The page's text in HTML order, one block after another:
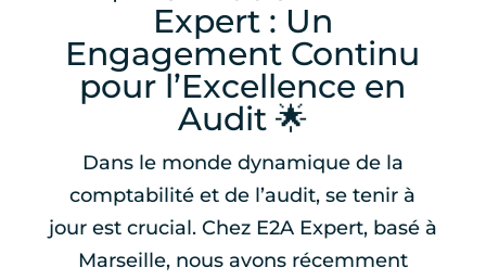
Expert : Un
Engagement Continu
pour l’Excellence en
Audit 🌟
Dans le monde dynamique de la
comptabilité et de l’audit, se tenir à
jour est crucial. Chez E2A Expert, basé à
Marseille, nous avons récemment